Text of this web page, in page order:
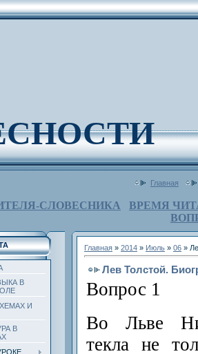
Главная
СЛОВЕСНИКА
ВРЕМЯ
В
И
В
Главная » 2014 » Июль » 06 »
Лев Толстой.
Вопрос 1
Во Льве
текла не